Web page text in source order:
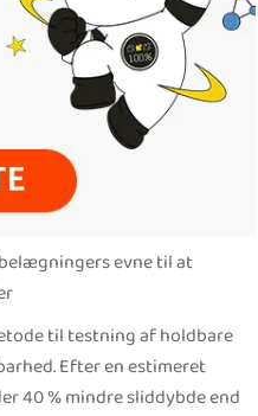
evne til at
til testning af holdbare
Efter en estimeret
40 % mindre sliddybde end